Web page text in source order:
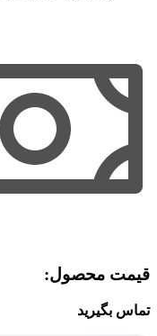
قیمت محصول:​
تماس بگیرید